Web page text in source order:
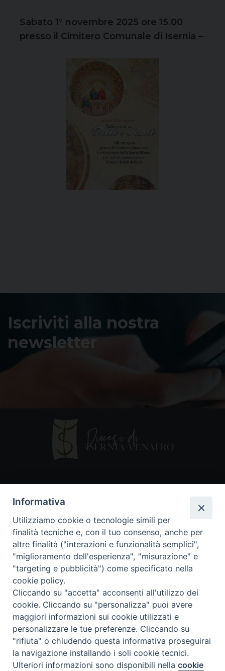
Sabato 1° novembre 2025 ore 15.00
presso il Cimitero Comunale di Isernia –
Iscriviti alla nostra
newsletter
86170 Isernia
086550849
segreteria@diocesiiserniavenafro.it
I nostri social
Copyright © 2018 - Diocesi di Isernia-Venafro (C.F.
90008750946). Riproduzione solo con permesso.
Tutti i diritti sono riservati
Preferenze Cookie
Informativa
Utilizziamo cookie o tecnologie simili per
finalità tecniche e, con il tuo consenso, anche per
altre finalità ("interazioni e funzionalità semplici",
"miglioramento dell'esperienza", "misurazione" e
"targeting e pubblicità") come specificato nella
cookie policy.
Cliccando su "accetta" acconsenti all'utilizzo dei
cookie. Cliccando su "personalizza" puoi avere
maggiori informazioni sui cookie utilizzati e
personalizzare le tue preferenze. Cliccando su
"rifiuta" o chiudendo questa informativa proseguirai
la navigazione installando i soli cookie tecnici.
Ulteriori informazioni sono disponibili nellacookie